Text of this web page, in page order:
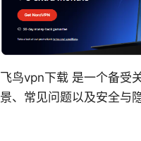
飞鸟vpn下载 是一个备受
景、常见问题以及安全与